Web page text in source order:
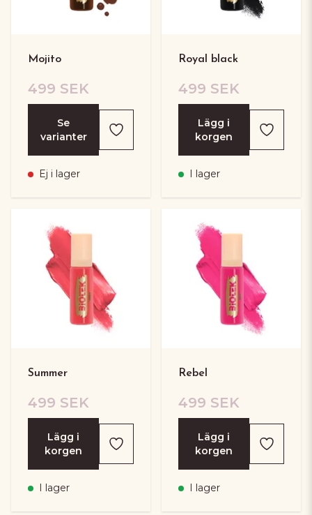
Mojito
499 SEK
Se
varianter
Ej i lager
Royal black
499 SEK
Lägg i
korgen
I lager
Summer
499 SEK
Lägg i
korgen
I lager
Rebel
499 SEK
Lägg i
korgen
I lager